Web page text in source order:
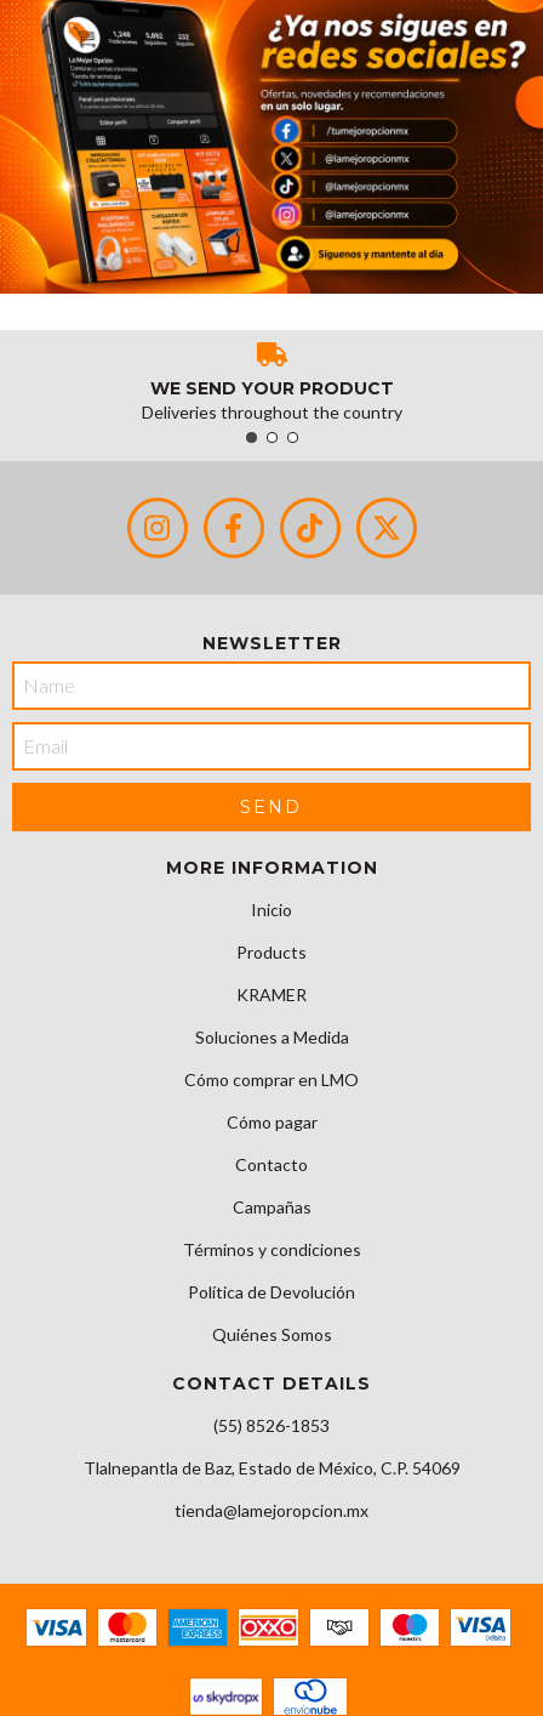
WE SEND YOUR PRODUCT
Deliveries throughout the country
NEWSLETTER
MORE INFORMATION
Inicio
Products
KRAMER
Soluciones a Medida
Cómo comprar en LMO
Cómo pagar
Contacto
Campañas
Términos y condiciones
Política de Devolución
Quiénes Somos
CONTACT DETAILS
(55) 8526-1853
Tlalnepantla de Baz, Estado de México, C.P. 54069
tienda@lamejoropcion.mx